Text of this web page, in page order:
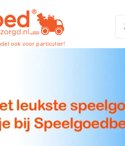
ook voor particulier!